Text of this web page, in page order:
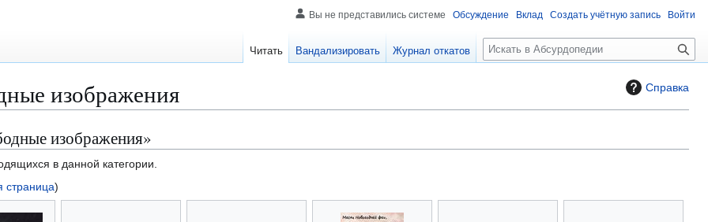
Справка
изображения
изображения»
в данной категории.
)
Вы не представились системе Обсуждение Вклад Создать учётную запись Войти
Читать Вандализировать Журнал откатов
П
о
к